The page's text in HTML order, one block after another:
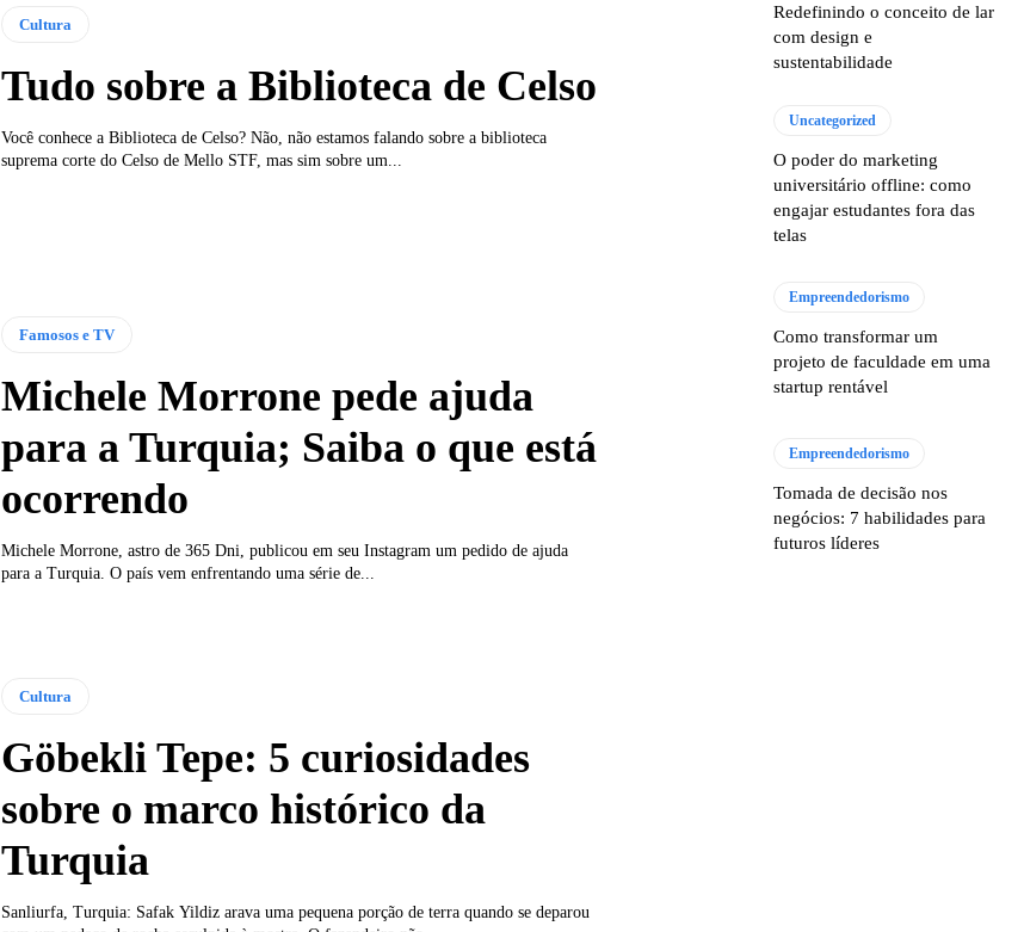
Cultura
Tudo sobre a Biblioteca de Celso
Você conhece a Biblioteca de Celso? Não, não estamos falando sobre a biblioteca
suprema corte do Celso de Mello STF, mas sim sobre um...
Famosos e TV
Michele Morrone pede ajuda
para a Turquia; Saiba o que está
ocorrendo
Michele Morrone, astro de 365 Dni, publicou em seu Instagram um pedido de ajuda
para a Turquia. O país vem enfrentando uma série de...
Cultura
Göbekli Tepe: 5 curiosidades
sobre o marco histórico da
Turquia
Sanliurfa, Turquia: Safak Yildiz arava uma pequena porção de terra quando se deparou
Redefinindo o conceito de lar
com design e
sustentabilidade
Uncategorized
O poder do marketing
universitário offline: como
engajar estudantes fora das
telas
Empreendedorismo
Como transformar um
projeto de faculdade em uma
startup rentável
Empreendedorismo
Tomada de decisão nos
negócios: 7 habilidades para
futuros líderes